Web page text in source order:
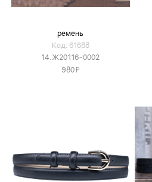
ремень
Код: 61688
14.Ж20116-0002
980Я